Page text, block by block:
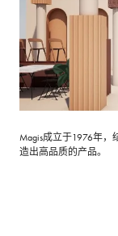
Magis成立于1976年，
造出高品质的产品。